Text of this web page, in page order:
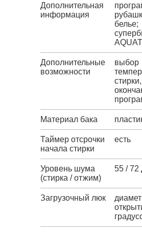
Дополнительная
информация
белье;
Дополнительные
возможности
выбор
Материал бака
Таймер отсрочки
начала стирки
есть
Уровень шума
(стирка / отжим)
55 / 72
Загрузочный люк